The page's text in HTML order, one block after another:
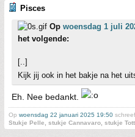
Pisces
Op woensdag 1 juli
het volgende:
[..]
Kijk jij ook in het bakje na het
Eh. Nee bedankt.
Op woensdag 22 januari 2025 19:50 schreef
Stukje Pelle, stukje Cannavaro, stukje